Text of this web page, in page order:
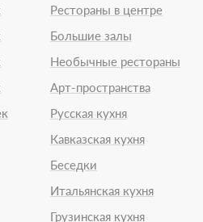
Рестораны в центре
Большие залы
Необычные рестораны
Арт-пространства
Русская кухня
Кавказская кухня
Беседки
Итальянская кухня
Грузинская кухня